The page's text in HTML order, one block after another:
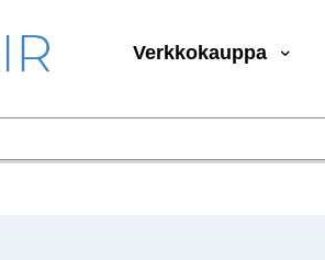
Verkkokauppa